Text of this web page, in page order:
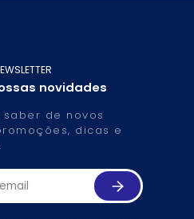
novidades
de novos
dicas e